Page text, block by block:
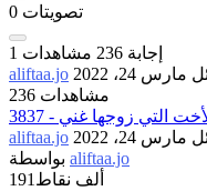
0 تصويتات
1 إجابة 236 مشاهدات
aliftaa.jo
مارس 24، 2022
236 مشاهدات
الأخت التي زوجها غني
aliftaa.jo
مارس 24، 2022
aliftaa.jo
191ألف نقاط